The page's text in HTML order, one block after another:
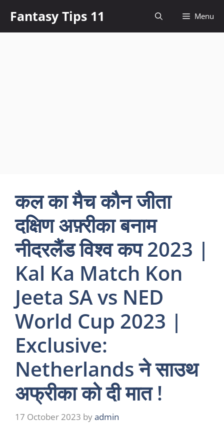
content
Fantasy Tips 11 Menu
कल का मैच कौन जीता
दक्षिण अफ़्रीका बनाम
नीदरलैंड विश्व कप 2023 |
Kal Ka Match Kon
Jeeta SA vs NED
World Cup 2023 |
Exclusive:
Netherlands ने साउथ
अफ्रीका को दी मात !
17 October 2023 byadmin